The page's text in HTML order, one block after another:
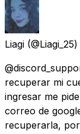
Liagi
recuperar mi
ingresar me
correo de
recuperarla,